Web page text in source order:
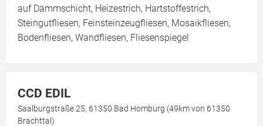
auf Dämmschicht, Heizestrich, Hartstoffestrich,
Steingutfliesen, Feinsteinzeugfliesen, Mosaikfliesen,
Bodenfliesen, Wandfliesen, Fliesenspiegel
CCD EDIL
Saalburgstraße 25, 61350 Bad Homburg (49km von 61350
Brachttal)